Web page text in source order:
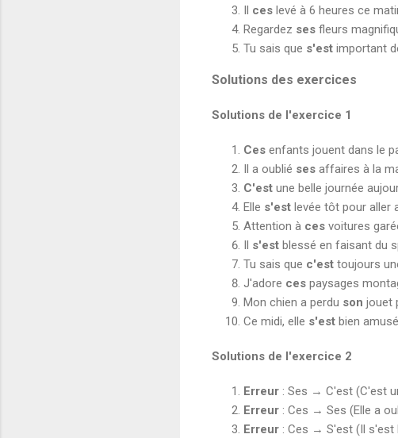
ces levé à 6 heures ce
Regardez ses fleurs
Tu sais que s'est important
Solutions des exercices
Solutions de l'exercice 1
Ces enfants jouent dans le
Il a oublié ses affaires à la
C'est une belle journée
Elle s'est levée tôt pour aller
Attention à ces voitures
Il s'est blessé en faisant du
Tu sais que c'est toujours
J'adore ces paysages
Mon chien a perdu son jouet
Ce midi, elle s'est bien
Solutions de l'exercice 2
Erreur : Ses → C'est (C'est
Erreur : Ces → Ses (Elle a
Erreur : Ces → S'est (Il s'est